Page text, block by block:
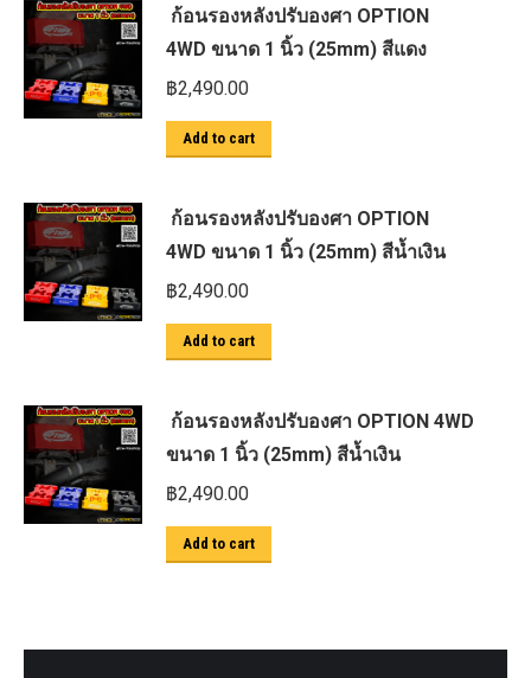
ก้อนรองหลังปรับองศา OPTION
4WD ขนาด 1 นิ้ว (25mm) สีแดง
฿2,490.00
Add to cart
ก้อนรองหลังปรับองศา OPTION
4WD ขนาด 1 นิ้ว (25mm) สีน้ำเงิน
฿2,490.00
Add to cart
ก้อนรองหลังปรับองศา OPTION 4WD
ขนาด 1 นิ้ว (25mm) สีน้ำเงิน
฿2,490.00
Add to cart